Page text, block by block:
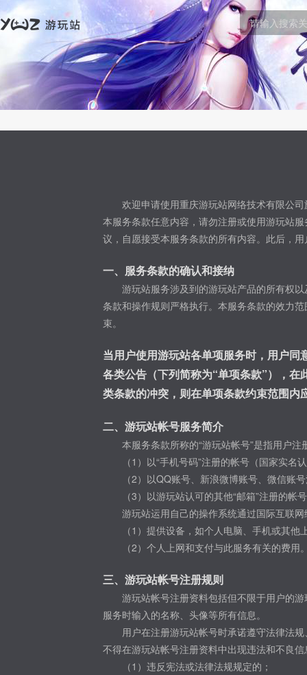
欢迎申请使用重庆游玩站网络技术有限公
本服务条款任意内容，请勿注册或使用游玩站
议，自愿接受本服务条款的所有内容。此后，
一、服务条款的确认和接纳
游玩站服务涉及到的游玩站产品的所有权
条款和操作规则严格执行。本服务条款的效力
束。
当用户使用游玩站各单项服务时，用户
各类公告（下列简称为“单项条款”），
类条款的冲突，则在单项条款约束范围内
二、游玩站帐号服务简介
本服务条款所称的“游玩站帐号”是指用户
（1）以“手机号码”注册的帐号（国家实
（2）以QQ账号、新浪微博账号、微信账
（3）以游玩站认可的其他“邮箱”注册的帐号
游玩站运用自己的操作系统通过国际互联
（1）提供设备，如个人电脑、手机或其他
（2）个人上网和支付与此服务有关的费用
三、游玩站帐号注册规则
游玩站帐号注册资料包括但不限于用户的
服务时输入的名称、头像等所有信息。
用户在注册游玩站帐号时承诺遵守法律法
不得在游玩站帐号注册资料中出现违法和不良
（1）违反宪法或法律法规规定的；